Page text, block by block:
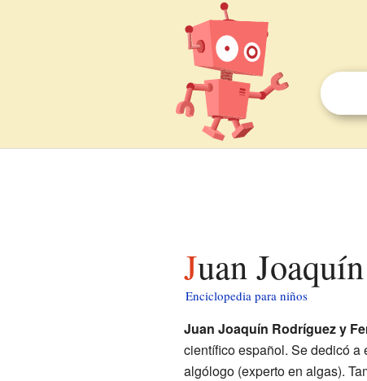
Juan
Enciclopedia para niños
Juan Joaquín Rodríguez y
científico español. Se dedicó a
algólogo (experto en algas).